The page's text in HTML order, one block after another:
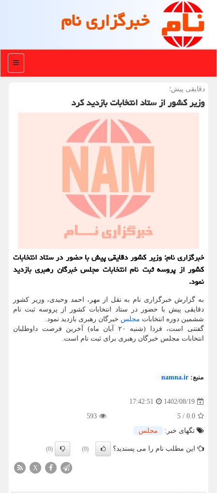
خبرگزاری نام
منو
دقایقی پیش؛
وزیر کشور از ستاد انتخابات بازدید کرد
خبرگزاری نام: وزیر کشور دقایقی پیش با حضور در ستاد انتخابات
کشور از پروسه ثبت نام انتخابات مجلس خبرگان رهبری بازدید
نمود.
به گزارش خبرگزاری نام به نقل از مهر، احمد وحیدی، وزیر کشور
دقایقی پیش با حضور در ستاد انتخابات کشور از پروسه ثبت نام
ششمین دوره انتخابات مجلس خبرگان رهبری بازدید نمود.
گفتنی است، فردا (شنبه ۲۰ آبان ماه) آخرین فرصت داوطلبان
انتخابات مجلس خبرگان رهبری برای ثبت نام است.
منبع: namna.ir
1402/08/19
17:42:51
0.0
/
5
593
تگهای خبر:
مجلس
این مطلب نام را می پسندید؟ (0)
(0)
X